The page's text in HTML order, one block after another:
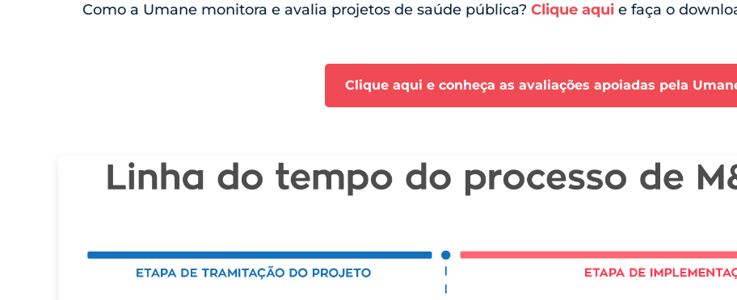
Como a Umane monitora e avalia projetos de saúde pública? Clique aqui e faça o
Clique aqui e conheça as avaliações apoiadas pela